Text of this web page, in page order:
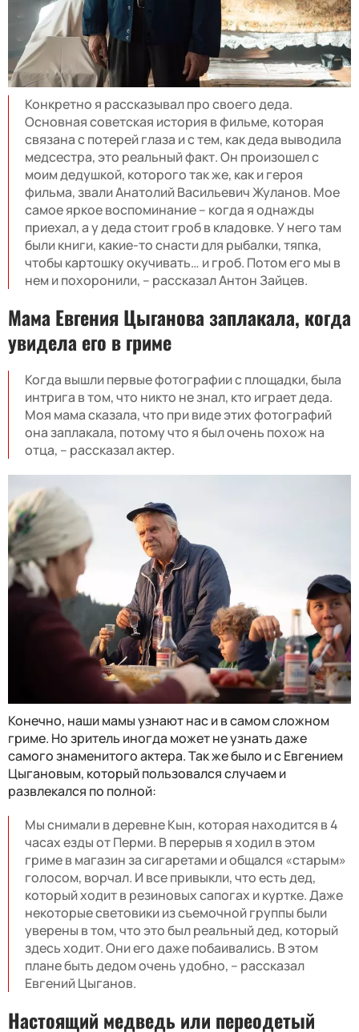
Конкретно я рассказывал про своего деда.
Основная советская история в фильме, которая
связана с потерей глаза и с тем, как деда выводила
медсестра, это реальный факт. Он произошел с
моим дедушкой, которого так же, как и героя
фильма, звали Анатолий Васильевич Жуланов. Мое
самое яркое воспоминание – когда я однажды
приехал, а у деда стоит гроб в кладовке. У него там
были книги, какие-то снасти для рыбалки, тяпка,
чтобы картошку окучивать… и гроб. Потом его мы в
нем и похоронили, – рассказал Антон Зайцев.
Мама Евгения Цыганова заплакала, когда
увидела его в гриме
Когда вышли первые фотографии с площадки, была
интрига в том, что никто не знал, кто играет деда.
Моя мама сказала, что при виде этих фотографий
она заплакала, потому что я был очень похож на
отца, – рассказал актер.
Конечно, наши мамы узнают нас и в самом сложном
гриме. Но зритель иногда может не узнать даже
самого знаменитого актера. Так же было и с Евгением
Цыгановым, который пользовался случаем и
развлекался по полной:
Мы снимали в деревне Кын, которая находится в 4
часах езды от Перми. В перерыв я ходил в этом
гриме в магазин за сигаретами и общался «старым»
голосом, ворчал. И все привыкли, что есть дед,
который ходит в резиновых сапогах и куртке. Даже
некоторые световики из съемочной группы были
уверены в том, что это был реальный дед, который
здесь ходит. Они его даже побаивались. В этом
плане быть дедом очень удобно, – рассказал
Евгений Цыганов.
Настоящий медведь или переодетый